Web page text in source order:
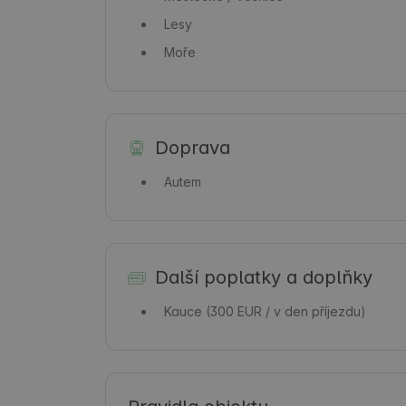
Lesy
Moře
Doprava
Autem
Další poplatky a doplňky
Kauce (300 EUR / v den příjezdu)